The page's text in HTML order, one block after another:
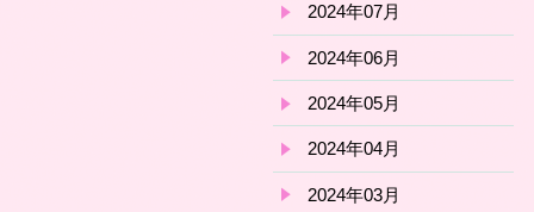
2024年07月
2024年06月
2024年05月
2024年04月
2024年03月